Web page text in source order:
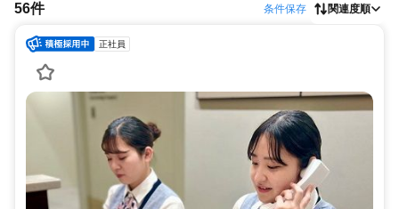
56件 条件保存 関連度順
正社員